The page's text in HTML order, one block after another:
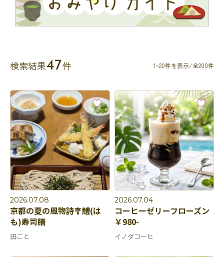
検索結果47件 1~20件を表示/全200件
2026.07.08
京都の夏の風物詩🎐鱧(は
も)寿司膳
田ごと
2026.07.04
コーヒーゼリーフローズン
￥980-
イノダコーヒ